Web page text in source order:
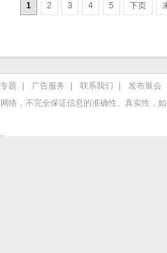
1 2 3 4 5 下页
题 广告服务 联系我们
发布展会
络，不完全保证信息的准确性、真实性，